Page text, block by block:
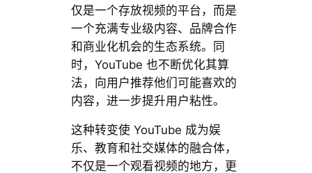
仅是一个存放视频的平台，而是
一个充满专业级内容、品牌合作
和商业化机会的生态系统。同
时，YouTube 也不断优化其算
法，向用户推荐他们可能喜欢的
内容，进一步提升用户粘性。
这种转变使 YouTube 成为娱
乐、教育和社交媒体的融合体，
不仅是一个观看视频的地方，更